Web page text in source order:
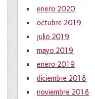
enero 2020
octubre 2019
julio 2019
mayo 2019
enero 2019
diciembre 2018
noviembre 2018